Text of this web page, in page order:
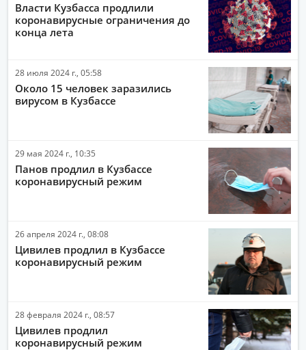
Власти Кузбасса продлили
коронавирусные ограничения до
конца лета
28 июля 2024 г., 05:58
Около 15 человек заразились
вирусом в Кузбассе
29 мая 2024 г., 10:35
Панов продлил в Кузбассе
коронавирусный режим
26 апреля 2024 г., 08:08
Цивилев продлил в Кузбассе
коронавирусный режим
28 февраля 2024 г., 08:57
Цивилев продлил
коронавирусный режим